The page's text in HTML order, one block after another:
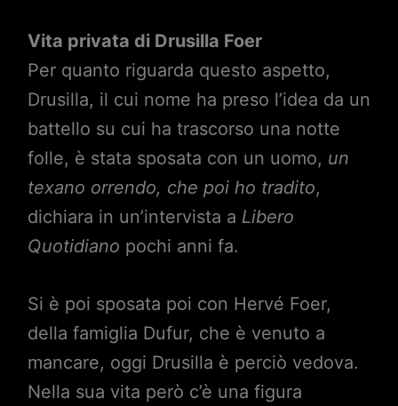
Vita privata di Drusilla Foer
Per quanto riguarda questo aspetto,
Drusilla, il cui nome ha preso l’idea da un
battello su cui ha trascorso una notte
folle, è stata sposata con un uomo, un
texano orrendo, che poi ho tradito,
dichiara in un’intervista a Libero
Quotidiano pochi anni fa.
Si è poi sposata poi con Hervé Foer,
della famiglia Dufur, che è venuto a
mancare, oggi Drusilla è perciò vedova.
Nella sua vita però c’è una figura